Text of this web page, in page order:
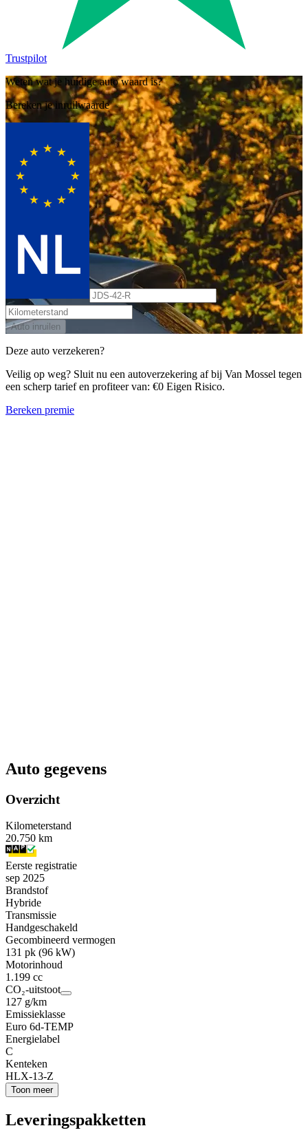
Trustpilot
Weten wat je huidige auto waard is?
Bereken je inruilwaarde
Auto inruilen
Deze auto verzekeren?
Veilig op weg? Sluit nu een autoverzekering af bij Van Mossel tegen
een scherp tarief en profiteer van: €0 Eigen Risico.
Bereken premie
Auto gegevens
Overzicht
Kilometerstand
20.750 km
Eerste registratie
sep 2025
Brandstof
Hybride
Transmissie
Handgeschakeld
Gecombineerd vermogen
131 pk (96 kW)
Motorinhoud
1.199 cc
CO₂-uitstoot
127 g/km
Emissieklasse
Euro 6d-TEMP
Energielabel
C
Kenteken
HLX-13-Z
Toon meer
Leveringspakketten